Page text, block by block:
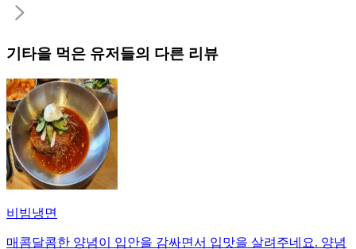
기타을 먹은 유저들의 다른 리뷰
비빔냉면
매콤달콤한 양념이 입안을 감싸면서 입맛을 살려주네요. 양념